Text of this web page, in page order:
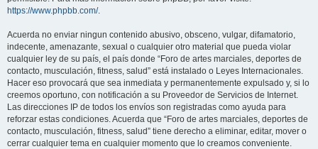
https://www.phpbb.com/.
Acuerda no enviar ningun contenido abusivo, obsceno, vulgar, difamatorio,
indecente, amenazante, sexual o cualquier otro material que pueda violar
cualquier ley de su país, el país donde “Foro de artes marciales, deportes de
contacto, musculación, fitness, salud” está instalado o Leyes Internacionales.
Hacer eso provocará que sea inmediata y permanentemente expulsado y, si lo
creemos oportuno, con notificación a su Proveedor de Servicios de Internet.
Las direcciones IP de todos los envíos son registradas como ayuda para
reforzar estas condiciones. Acuerda que “Foro de artes marciales, deportes de
contacto, musculación, fitness, salud” tiene derecho a eliminar, editar, mover o
cerrar cualquier tema en cualquier momento que lo creamos conveniente.